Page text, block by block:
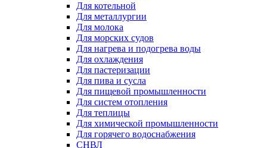
Для котельной
Для металлургии
Для молока
Для морских судов
Для нагрева и подогрева воды
Для охлаждения
Для пастеризации
Для пива и сусла
Для пищевой промышленности
Для систем отопления
Для теплицы
Для химической промышленности
Для горячего водоснабжения
СНВЛ